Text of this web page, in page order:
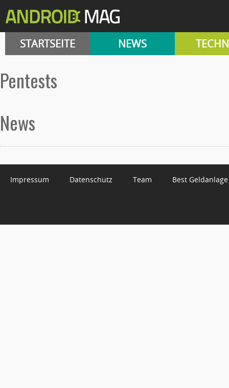
STARTSEITE NEWS
Pentests
News
Impressum Datenschutz Team Best Geldanlage